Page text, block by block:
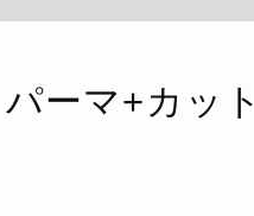
ーマ+カット